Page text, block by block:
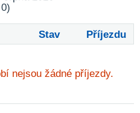
Stav Příjezdu
nejsou žádné příjezdy.